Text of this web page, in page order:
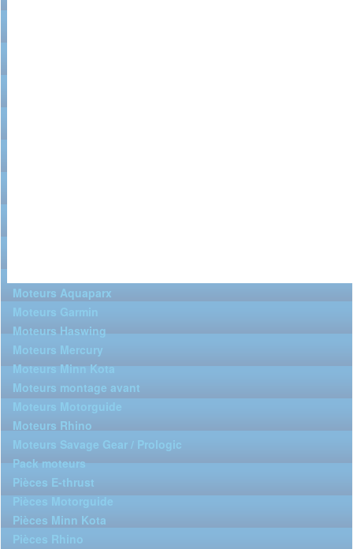
Moteurs Aquaparx
Moteurs Garmin
Moteurs Haswing
Moteurs Mercury
Moteurs Minn Kota
Moteurs montage avant
Moteurs Motorguide
Moteurs Rhino
Moteurs Savage Gear / Prologic
Pack moteurs
Pièces E-thrust
Pièces Motorguide
Pièces Minn Kota
Pièces Rhino